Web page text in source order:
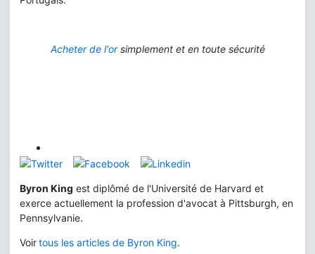
Acheter de l'orsimplement et en toute sécurité
Byron King est diplômé de l'Université de Harvard et
exerce actuellement la profession d'avocat à Pittsburgh, en
Pennsylvanie.
Voirtous les articles de Byron King.